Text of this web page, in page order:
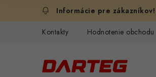
Kontakty Hodnotenie obchodu